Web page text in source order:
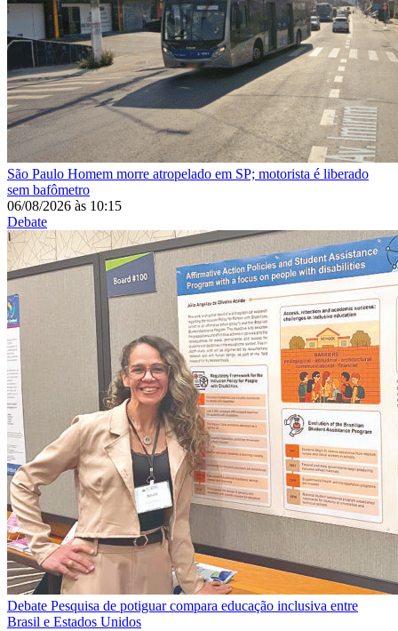
São Paulo Homem morre atropelado em SP; motorista é liberado
sem bafômetro
06/08/2026 às 10:15
Debate
Debate Pesquisa de potiguar compara educação inclusiva entre
Brasil e Estados Unidos